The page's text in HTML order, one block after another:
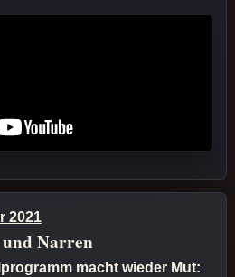
2021
Narren
macht wieder Mut: